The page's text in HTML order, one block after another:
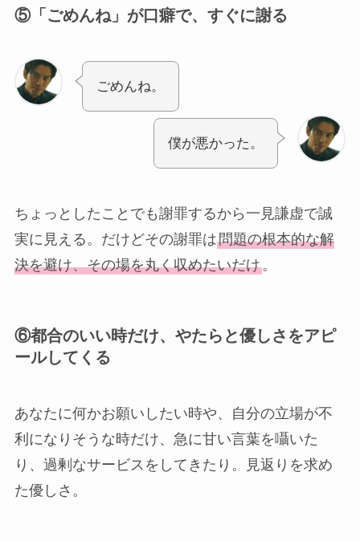
⑤「ごめんね」が口癖で、すぐに謝る
ごめんね。
僕が悪かった。
ちょっとしたことでも謝罪するから一見謙虚で誠
実に見える。だけどその謝罪は問題の根本的な解
決を避け、その場を丸く収めたいだけ。
⑥都合のいい時だけ、やたらと優しさをアピ
ールしてくる
あなたに何かお願いしたい時や、自分の立場が不
利になりそうな時だけ、急に甘い言葉を囁いた
り、過剰なサービスをしてきたり。見返りを求め
た優しさ。